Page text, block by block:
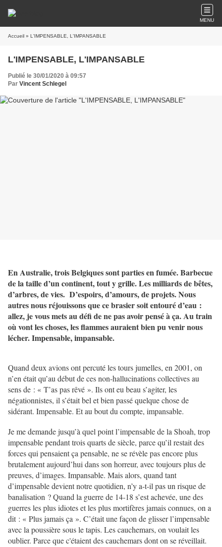
MENU
Accueil » L'IMPENSABLE, L'IMPANSABLE
L'IMPENSABLE, L'IMPANSABLE
Publié le 30/01/2020 à 09:57
Par Vincent Schlegel
En Australie, trois Belgiques sont parties en fumée. Barbecue
de la taille d’un continent, tout y grille. Les milliards de bêtes,
d’arbres, de vies. D’espoirs, d’amours, de projets. Nous
autres nous réjouissons que ce brasier soit entouré d’eau :
allez, je vous mets au défi de ne pas avoir pensé à ça. Au train
où vont les choses, les flammes auraient bien pu venir nous
lécher. Impensable, impansable.
Quand deux avions ont percuté les tours jumelles, en 2001, on
n’en était qu’au début de ces non-hallucinations collectives au
sens de : « T’as pas rêvé ». Ils ont eu beau s’agiter, les
négationnistes, il s’était bel et bien passé quelque chose de
sidérant. Impensable. Et au bout du compte, impansable.
Je me demande jusqu’à quel point l’impensable de la Shoah, trop
impensable pendant trois quarts de siècle, parce qu’il restait des
forces qui pensaient ça pensable, ne se révèle pas encore plus
brutalement aujourd’hui dans son horreur, avec toujours plus de
preuves, d’images. Impansable. Mais alors, quand tant
d’impensable devient notre quotidien, n’y a-t-il pas un risque de
banalisation ? Quand la guerre de 14-18 s’est achevée, une des
guerres les plus idiotes et les plus mortifères jamais connues, on a
dit : « Plus jamais ça ». C’était une façon de glisser l’impensable
avec la poussière sous le tapis. Les cauchemars, on voulait les
oublier. Parce que c'étaient des cauchemars dont on se réveillait.